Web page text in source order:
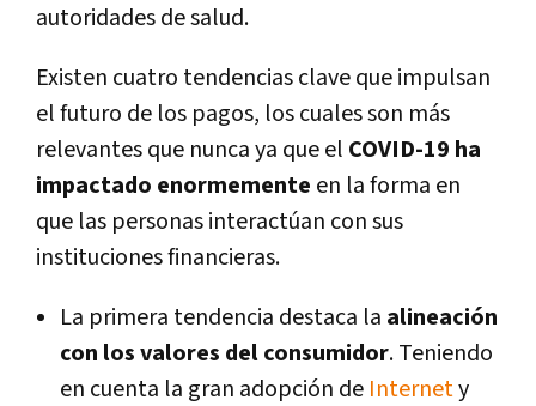
autoridades de salud.
Existen cuatro tendencias clave que impulsan
el futuro de los pagos, los cuales son más
relevantes que nunca ya que el COVID-19 ha
impactado enormemente en la forma en
que las personas interactúan con sus
instituciones financieras.
La primera tendencia destaca la alineación
con los valores del consumidor. Teniendo
en cuenta la gran adopción de Internety